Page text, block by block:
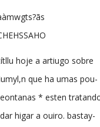
hoje a artiugo sobre
que ha umas pou-
* esten
higar a ouiro. bastay-